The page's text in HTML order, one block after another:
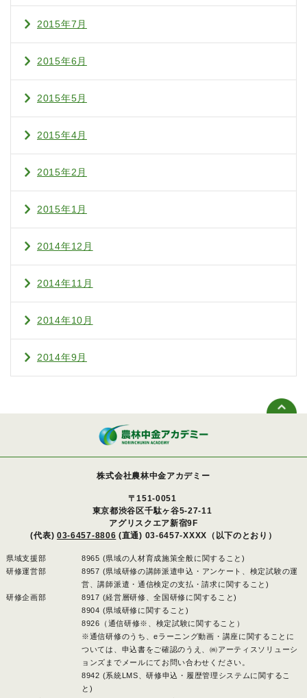
2015年7月
2015年6月
2015年5月
2015年4月
2015年2月
2015年1月
2014年12月
2014年11月
2014年10月
2014年9月
株式会社農林中金アカデミー
〒151-0051
東京都渋谷区千駄ヶ谷5-27-11
アグリスクエア新宿9F
(代表) 03-6457-8806 (直通) 03-6457-XXXX（以下のとおり）
県域支援部
8965 (県域の人材育成施策全般に関すること)
研修運営部
8957 (県域研修の講師派遣申込・アンケート、検定試験の運
営、講師派遣・通信検定の支払・請求に関すること)
研修企画部
8917 (経営層研修、全国研修に関すること)
8904 (県域研修に関すること)
8926（通信研修※、検定試験に関すること）
※通信研修のうち、eラーニング動画・講座に関することに
ついては、申込書をご確認のうえ、㈱アーティスソリューシ
ョンズまでメールにてお問い合わせください。
8942 (系統LMS、研修申込・履歴管理システムに関するこ
と)